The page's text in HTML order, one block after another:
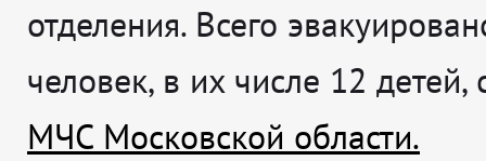
отделения. Всего
человек, в их числе 12 детей,
МЧС Московской области.